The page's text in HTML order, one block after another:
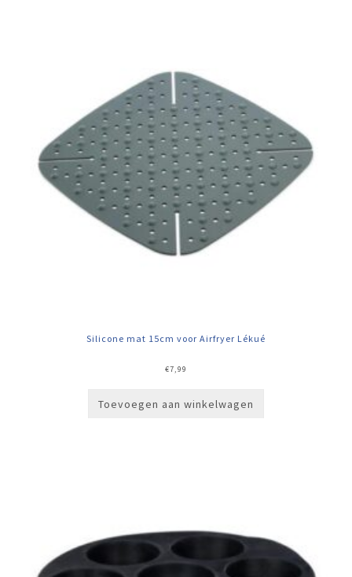
Silicone mat 15cm voor Airfryer Lékué
€7,99
Toevoegen aan winkelwagen